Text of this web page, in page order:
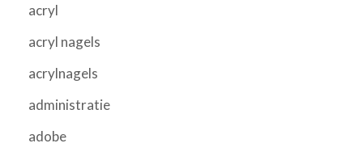
acryl
acryl nagels
acrylnagels
administratie
adobe